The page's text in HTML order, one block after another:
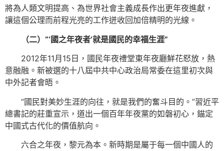
將為人類文明提高、為世界社會主義成長作出更年夜進獻，
讓這個公理而前程光亮的工作迸收回加倍精明的光線。
（二）“‘國之年夜者’就是國民的幸福生涯”
2012年11月15日，國民年夜禮堂東年夜廳鮮花怒放，熱
意融融。新被選的十八屆中共中心政治局常委在這里初次與
中外記者會晤。
“國民對美妙生涯的向往，就是我們的奮斗目的。”習近平
總書記的莊重宣示，道出一個百年年夜黨的如磐初心，錨定
中國式古代化的價值航向。
六合之年夜，黎元為本。新時期是屬于每一個中國人的